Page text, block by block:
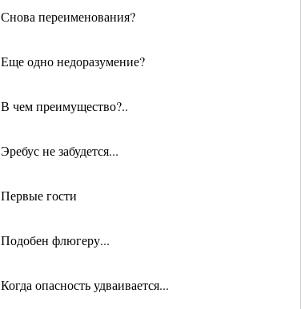
Снова переименования?
Еще одно недоразумение?
В чем преимущество?..
Эребус не забудется...
Первые гости
Подобен флюгеру...
Когда опасность удваивается...